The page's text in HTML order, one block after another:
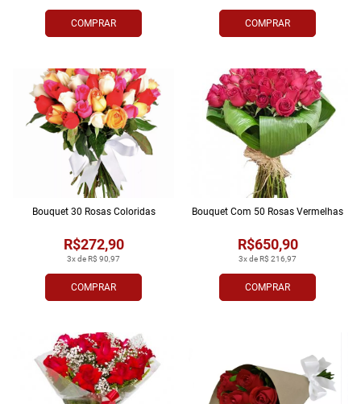
COMPRAR COMPRAR
COMPRAR
3x de R$ 90,97
R$272,90
Bouquet 30 Rosas Coloridas
COMPRAR
3x de R$ 216,97
R$650,90
Bouquet Com 50 Rosas Vermelhas